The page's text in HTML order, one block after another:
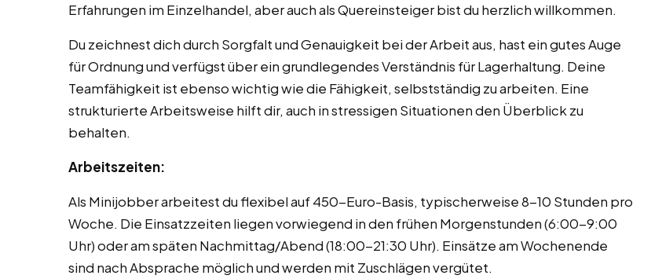
Erfahrungen im Einzelhandel, aber auch als Quereinsteiger bist du herzlich willkommen.
Du zeichnest dich durch Sorgfalt und Genauigkeit bei der Arbeit aus, hast ein gutes Auge
für Ordnung und verfügst über ein grundlegendes Verständnis für Lagerhaltung. Deine
Teamfähigkeit ist ebenso wichtig wie die Fähigkeit, selbstständig zu arbeiten. Eine
strukturierte Arbeitsweise hilft dir, auch in stressigen Situationen den Überblick zu
behalten.
Arbeitszeiten:
Als Minijobber arbeitest du flexibel auf 450-Euro-Basis, typischerweise 8-10 Stunden pro
Woche. Die Einsatzzeiten liegen vorwiegend in den frühen Morgenstunden (6:00-9:00
Uhr) oder am späten Nachmittag/Abend (18:00-21:30 Uhr). Einsätze am Wochenende
sind nach Absprache möglich und werden mit Zuschlägen vergütet.